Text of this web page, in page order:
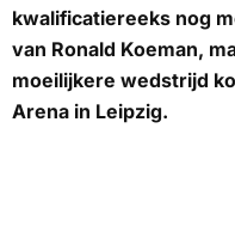
kwalificatiereeks nog
van Ronald Koeman,
moeilijkere wedstrijd
Arena in Leipzig.